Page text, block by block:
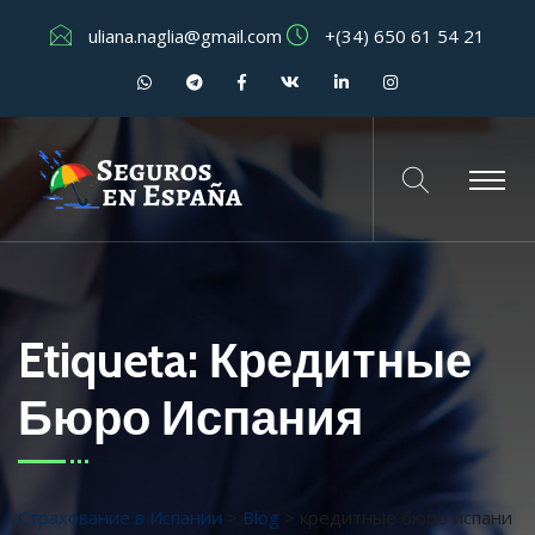
uliana.naglia@gmail.com +(34) 650 61 54 21
Etiqueta: Кредитные
Бюро Испания
Страхование в Испании Blog кредитные бюро испани